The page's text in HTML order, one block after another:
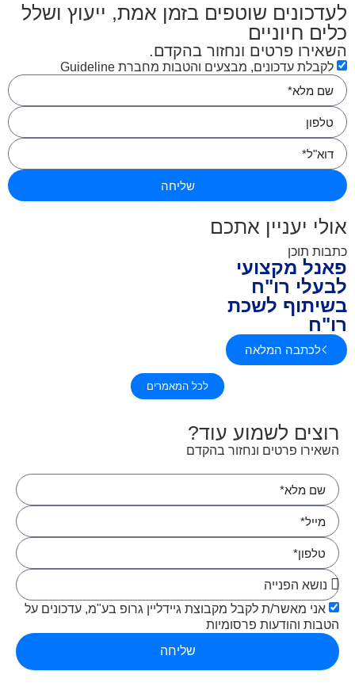
שוטפים בזמן אמת, ייעוץ ושלל
חיוניים
פרטים ונחזור בהקדם.
לקבלת עדכונים, מבצעים והטבות מחברת Guideline
שליחה
יעניין אתכם
תוכן
מקצועי
רו"ח
לשכת
לכתבה המלאה
לכל המאמרים
רוצים לשמוע עוד?
השאירו פרטים ונחזור בהקדם
אני מאשר/ת לקבל מקבוצת גיידליין גרופ בע"מ, עדכונים על
הטבות והודעות פרסומיות
שליחה